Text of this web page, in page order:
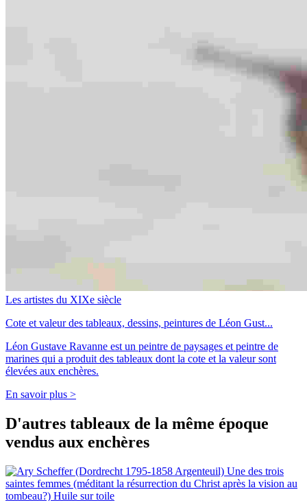
Les artistes du XIXe siècle
Cote et valeur des tableaux, dessins, peintures de Léon Gust...
Léon Gustave Ravanne est un peintre de paysages et peintre de
marines qui a produit des tableaux dont la cote et la valeur sont
élevées aux enchères.
En savoir plus >
D'autres tableaux de la même époque
vendus aux enchères